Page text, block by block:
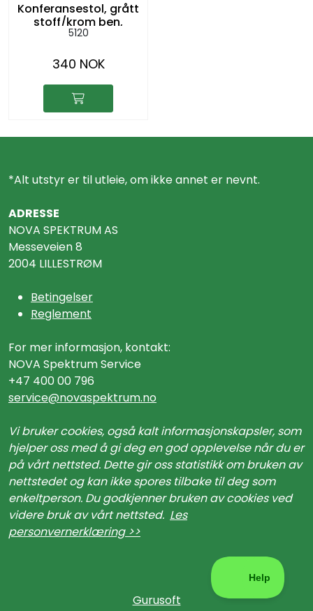
Konferansestol, grått
stoff/krom ben,
sh:45cm
5120
340 NOK
*Alt utstyr er til utleie, om ikke annet er nevnt.
ADRESSE
NOVA SPEKTRUM AS
Messeveien 8
2004 LILLESTRØM
Betingelser
Reglement
For mer informasjon, kontakt:
NOVA Spektrum Service
+47 400 00 796
service@novaspektrum.no
Vi bruker cookies, også kalt informasjonskapsler, som
hjelper oss med å gi deg en god opplevelse når du er
på vårt nettsted. Dette gir oss statistikk om bruken av
nettstedet og kan ikke spores tilbake til deg som
enkeltperson. Du godkjenner bruken av cookies ved
videre bruk av vårt nettsted. Les
personvernerklæring >>
Gurusoft